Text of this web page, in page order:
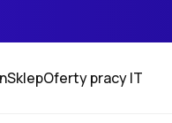
SklepOferty pracy IT